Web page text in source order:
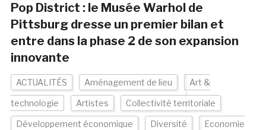
Pop District : le Musée Warhol de
Pittsburg dresse un premier bilan et
entre dans la phase 2 de son expansion
innovante
ACTUALITÉS Aménagement de lieu Art &
technologie Artistes Collectivité territoriale
Développement économique Diversité Economie